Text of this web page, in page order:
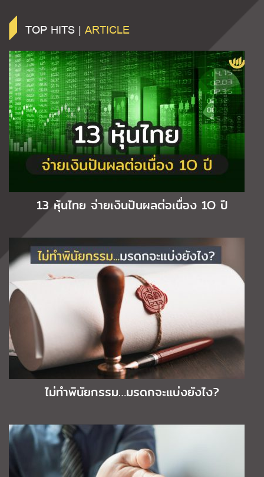
TOP HITS | ARTICLE
13 หุ้นไทย จ่ายเงินปันผลต่อเนื่อง 1O ปี
ไม่ทำพินัยกรรม…มรดกจะแบ่งยังไง?